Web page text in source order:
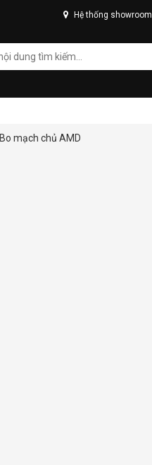
Hệ thống showroom
Bo mạch chủ AMD